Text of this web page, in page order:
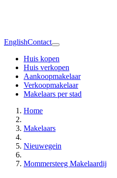
EnglishContact
Huis kopen
Huis verkopen
Aankoopmakelaar
Verkoopmakelaar
Makelaars per stad
Home
Makelaars
Nieuwegein
Mommersteeg Makelaardij